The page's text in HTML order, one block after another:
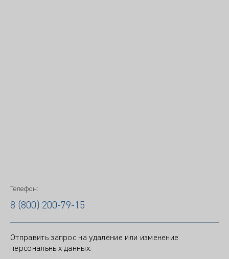
Телефон:
8 (800) 200-79-15
Отправить запрос на удаление или изменение
персональных данных: